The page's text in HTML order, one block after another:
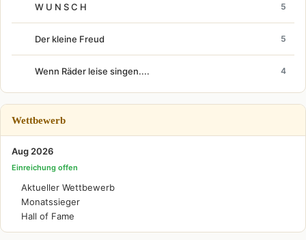
W U N S C H 5
Der kleine Freud 5
Wenn Räder leise singen.... 4
Wettbewerb
Aug 2026
Einreichung offen
Aktueller Wettbewerb
Monatssieger
Hall of Fame